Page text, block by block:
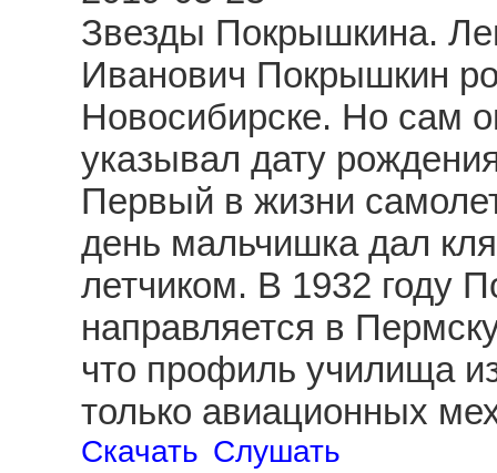
Звезды Покрышкина.
Иванович Покрышкин
Новосибирске. Но сам
указывал дату
Первый в жизни
день мальчишка дал
летчиком. В 1932 году
направляется в
что профиль училища
только авиационных
Скачать Слушать